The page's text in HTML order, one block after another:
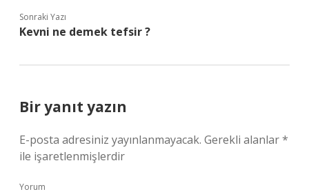
Sonraki Yazı
Kevni ne demek tefsir ?
Bir yanıt yazın
E-posta adresiniz yayınlanmayacak. Gerekli alanlar*
ile işaretlenmişlerdir
Yorum